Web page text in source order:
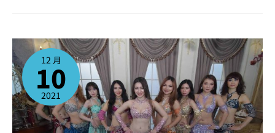
12 月
10
2021
2021
年
12
肚
皮
舞
課
表
出
爐
啦！
很